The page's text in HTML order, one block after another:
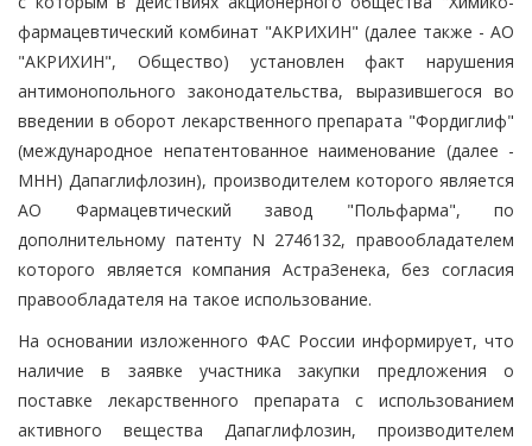
фармацевтический комбинат "АКРИХИН" (далее также - АО
"АКРИХИН", Общество) установлен факт нарушения
антимонопольного законодательства, выразившегося во
введении в оборот лекарственного препарата "Фордиглиф"
(международное непатентованное наименование (далее -
МНН) Дапаглифлозин), производителем которого является
АО Фармацевтический завод "Польфарма", по
дополнительному патенту N 2746132, правообладателем
которого является компания АстраЗенека, без согласия
правообладателя на такое использование.
На основании изложенного ФАС России информирует, что
наличие в заявке участника закупки предложения о
поставке лекарственного препарата с использованием
активного вещества Дапаглифлозин, производителем